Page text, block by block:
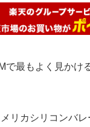
で最もよく見かけ
リカシリコンバ